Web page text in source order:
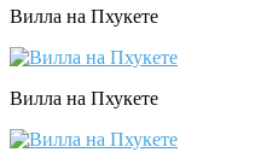
Вилла на Пхукете
Вилла на Пхукете